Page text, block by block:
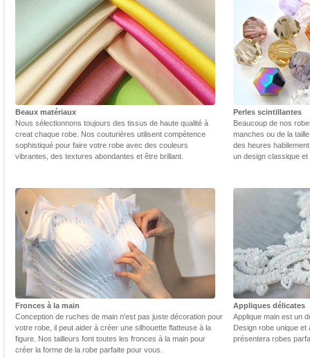
Beaux matériaux
Nous sélectionnons toujours des tissus de haute qualité à
creat chaque robe. Nos couturières utilisent compétence
sophistiqué pour faire votre robe avec des couleurs
vibrantes, des textures abondantes et être brillant.
Perles scintillantes
Beaucoup de nos
manches ou de la
des heures
un design classique
Fronces à la main
Conception de ruches de main n'est pas juste décoration pour
votre robe, il peut aider à créer une silhouette flatteuse à la
figure. Nos tailleurs font toutes les fronces à la main pour
créer la forme de la robe parfaite pour vous.
Appliques délicates
Applique main est un
Design robe unique
présentera robes